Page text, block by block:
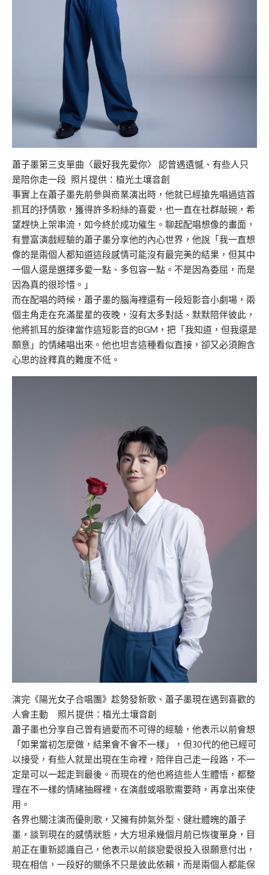
蕭子墨第三支單曲〈最好我先愛你〉 認曾遇遺憾、有些人只
是陪你走一段 照片提供：植光土壤音創
事實上在蕭子墨先前參與商業演出時，他就已經搶先唱過這首
抓耳的抒情歌，獲得許多粉絲的喜愛，也一直在社群敲碗，希
望趕快上架串流，如今終於成功催生。聊起配唱想像的畫面，
有豐富演戲經驗的蕭子墨分享他的內心世界，他說「我一直想
像的是兩個人都知道這段感情可能沒有最完美的結果，但其中
一個人還是選擇多愛一點、多包容一點。不是因為委屈，而是
因為真的很珍惜。」
而在配唱的時候，蕭子墨的腦海裡還有一段短影音小劇場，兩
個主角走在充滿星星的夜晚，沒有太多對話、默默陪伴彼此，
他將抓耳的旋律當作這短影音的BGM，把「我知道，但我還是
願意」的情緒唱出來。他也坦言這種看似直接，卻又必須飽含
心思的詮釋真的難度不低。
演完《陽光女子合唱團》趁勢發新歌、蕭子墨現在遇到喜歡的
人會主動 照片提供：植光土壤音創
蕭子墨也分享自己曾有過愛而不可得的經驗，他表示以前會想
「如果當初怎麼做，結果會不會不一樣」，但30代的他已經可
以接受，有些人就是出現在生命裡，陪伴自己走一段路，不一
定是可以一起走到最後。而現在的他也將這些人生體悟，都整
理在不一樣的情緒抽屜裡，在演戲或唱歌需要時，再拿出來使
用。
各界也關注演而優則歌，又擁有帥氣外型、健壯體魄的蕭子
墨，談到現在的感情狀態，大方坦承幾個月前已恢復單身，目
前正在重新認識自己，他表示以前談戀愛很投入很願意付出，
現在相信，一段好的關係不只是彼此依賴，而是兩個人都能保